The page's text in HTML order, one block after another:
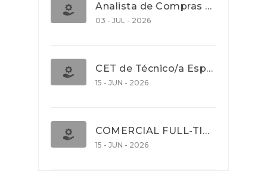
Analista de Compras e Contratos (Banca)
03 - JUL - 2026
CET de Técnico/a Especialista em Comércio Internacional (Nível 5)
15 - JUN - 2026
COMERCIAL FULL-TIME
15 - JUN - 2026